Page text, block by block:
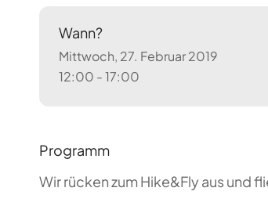
Wann?
Mittwoch, 27. Februar 2019
12:00 - 17:00
Programm
Wir rücken zum Hike&Fly aus und